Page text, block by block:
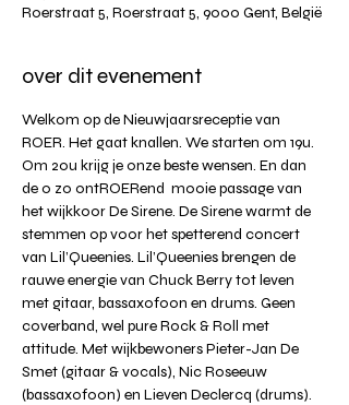
Roerstraat 5, Roerstraat 5, 9000 Gent, België
over dit evenement
Welkom op de Nieuwjaarsreceptie van
ROER. Het gaat knallen. We starten om 19u.
Om 20u krijg je onze beste wensen. En dan
de o zo ontROERend  mooie passage van
het wijkkoor De Sirene. De Sirene warmt de
stemmen op voor het spetterend concert
van Lil’Queenies. Lil’Queenies brengen de
rauwe energie van Chuck Berry tot leven
met gitaar, bassaxofoon en drums. Geen
coverband, wel pure Rock & Roll met
attitude. Met wijkbewoners Pieter-Jan De
Smet (gitaar & vocals), Nic Roseeuw
(bassaxofoon) en Lieven Declercq (drums).